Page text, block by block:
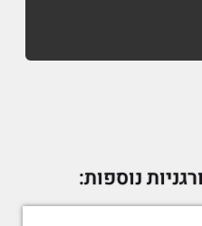
נוספות: